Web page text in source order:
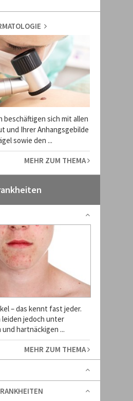
beschäftigen sich mit allen
und Ihrer Anhangsgebilde
sowie den ...
MEHR ZUM THEMA
– das kennt fast jeder.
leiden jedoch unter
hartnäckigen ...
MEHR ZUM THEMA